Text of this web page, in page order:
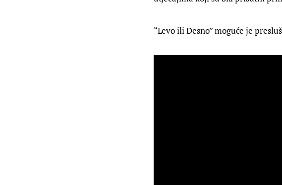
“Levo ili Desno” moguće je